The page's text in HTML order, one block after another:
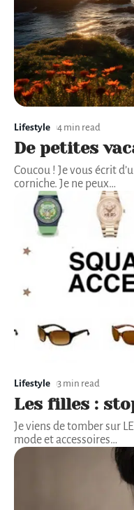
Lifestyle 4 min read
De petites
Coucou ! Je vous écrit
corniche. Je ne peux…
Lifestyle 3 min read
Les filles :
Je viens de tomber sur
mode et accessoires…